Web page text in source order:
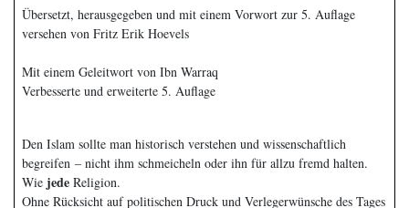
Übersetzt, herausgegeben und mit einem Vorwort zur 5. Auflage
versehen von Fritz Erik Hoevels
Mit einem Geleitwort von Ibn Warraq
Verbesserte und erweiterte 5. Auflage
Den Islam sollte man historisch verstehen und wissenschaftlich
begreifen – nicht ihm schmeicheln oder ihn für allzu fremd halten.
Wie jede Religion.
Ohne Rücksicht auf politischen Druck und Verlegerwünsche des Tages